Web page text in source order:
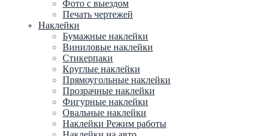
Фото с выездом
Печать чертежей
Наклейки
Бумажные наклейки
Виниловые наклейки
Стикерпаки
Круглые наклейки
Прямоугольные наклейки
Прозрачные наклейки
Фигурные наклейки
Овальные наклейки
Наклейки Режим работы